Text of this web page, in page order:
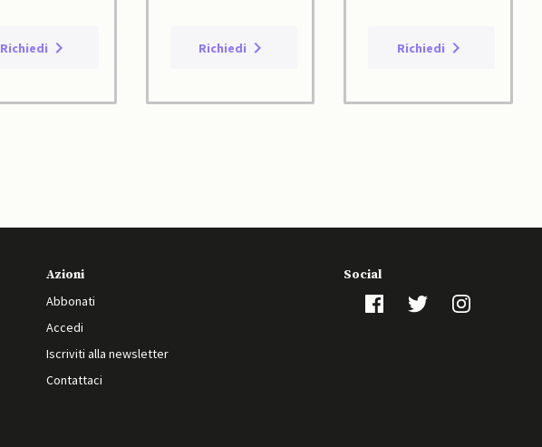
Richiedi Richiedi Richiedi
Azioni
Abbonati
Accedi
Iscriviti alla newsletter
Contattaci
Social